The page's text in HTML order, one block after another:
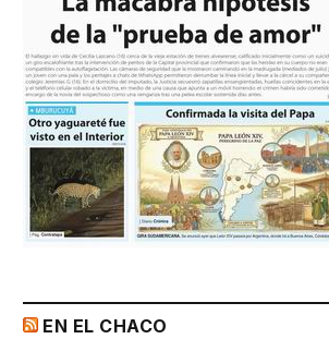
EN EL CHACO